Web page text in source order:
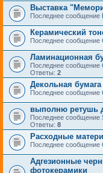
Выставка
Последнее сообщение
Керамический
Последнее сообщение
Ламинационная
Последнее сообщение
Ответы: 2
Декольная
Последнее сообщение
выполню ретушь
Последнее сообщение
Ответы: 8
Расходные
Последнее сообщение
Адгезионные
фотокерамики